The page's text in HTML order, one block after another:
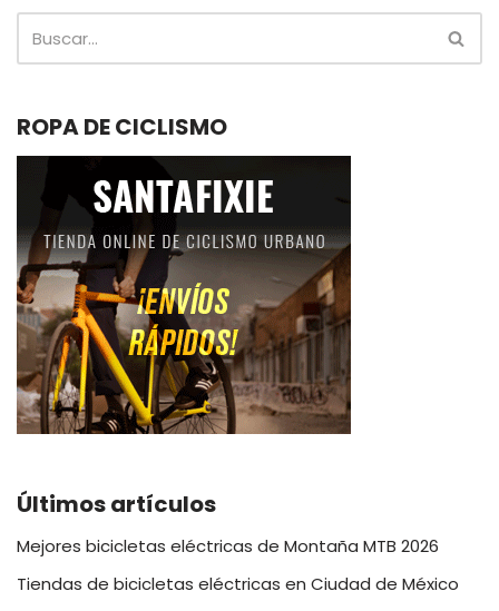
ROPA DE CICLISMO
Últimos artículos
Mejores bicicletas eléctricas de Montaña MTB 2026
Tiendas de bicicletas eléctricas en Ciudad de México